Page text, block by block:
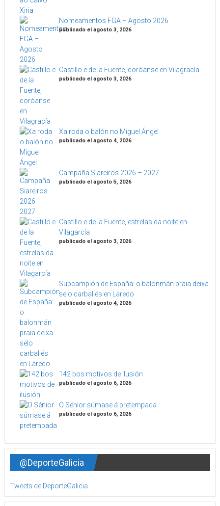
Nomeamentos FGA – Agosto 2026
publicado el agosto 3, 2026
Castillo e de la Fuente, coróanse en Vilagracía
publicado el agosto 3, 2026
Xa roda o balón no Miguel Ángel
publicado el agosto 4, 2026
Campaña Siareiros 2026 – 2027
publicado el agosto 5, 2026
Castillo e de la Fuente, estrelas da noite en
Vilagarcía
publicado el agosto 3, 2026
Subcampión de España: o balonmán praia deixa
selo carballés en Laredo
publicado el agosto 4, 2026
142 bos motivos de ilusión
publicado el agosto 6, 2026
O Sénior súmase á pretempada
publicado el agosto 6, 2026
@DeporteGalicia
Tweets de DeporteGalicia